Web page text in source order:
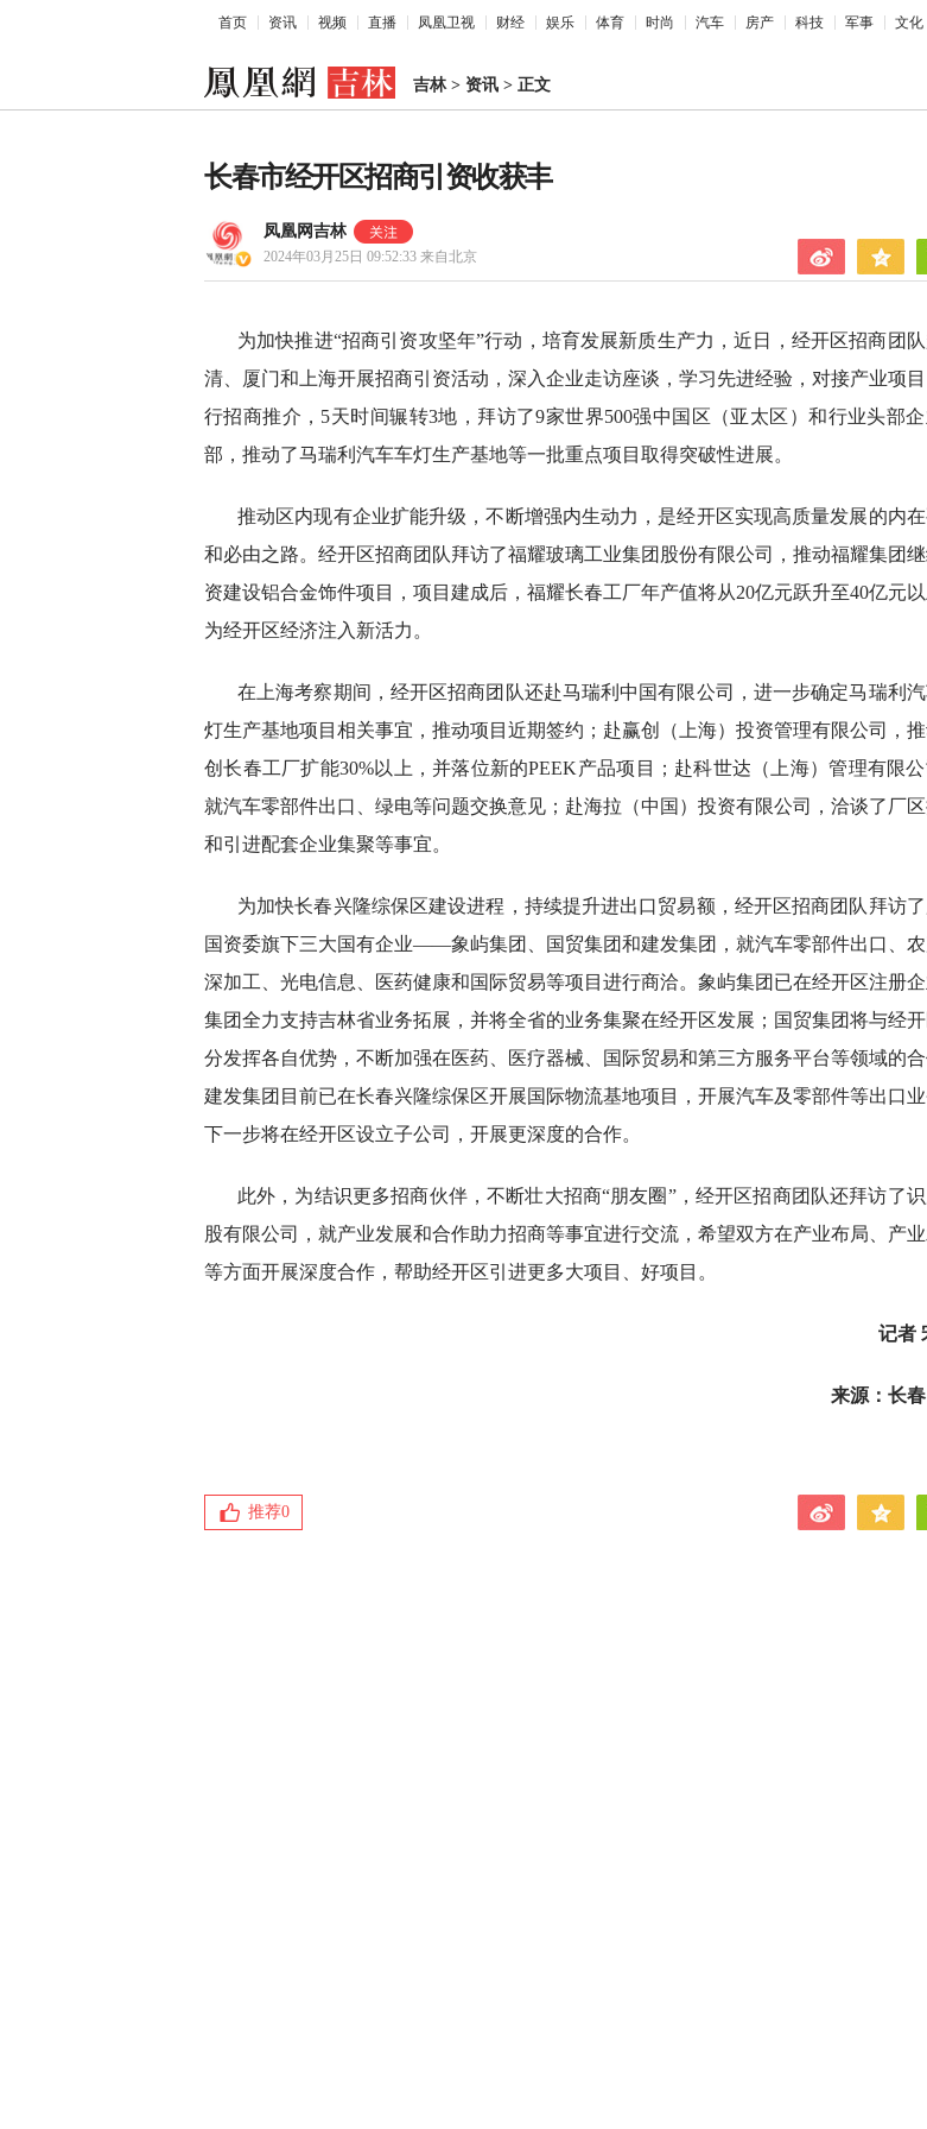
首页 资讯 视频 直播 凤凰卫视 财经 娱乐 体育 时尚 汽车 房产 科技 军事 文化
吉林> 资讯 > 正文
长春市经开区招商引资收获丰
凤凰网吉林
2024年03月25日 09:52:33 来自北京
为加快推进“招商引资攻坚年”行动，培育发展新质生产力，近日，经开区招商团
清、厦门和上海开展招商引资活动，深入企业走访座谈，学习先进经验，对接产业项
行招商推介，5天时间辗转3地，拜访了9家世界500强中国区（亚太区）和行业头部企
部，推动了马瑞利汽车车灯生产基地等一批重点项目取得突破性进展。
推动区内现有企业扩能升级，不断增强内生动力，是经开区实现高质量发展的内
和必由之路。经开区招商团队拜访了福耀玻璃工业集团股份有限公司，推动福耀集团
资建设铝合金饰件项目，项目建成后，福耀长春工厂年产值将从20亿元跃升至40亿元以
为经开区经济注入新活力。
在上海考察期间，经开区招商团队还赴马瑞利中国有限公司，进一步确定马瑞利
灯生产基地项目相关事宜，推动项目近期签约；赴赢创（上海）投资管理有限公司，
创长春工厂扩能30%以上，并落位新的PEEK产品项目；赴科世达（上海）管理有限公
就汽车零部件出口、绿电等问题交换意见；赴海拉（中国）投资有限公司，洽谈了厂
和引进配套企业集聚等事宜。
为加快长春兴隆综保区建设进程，持续提升进出口贸易额，经开区招商团队拜访
国资委旗下三大国有企业——象屿集团、国贸集团和建发集团，就汽车零部件出口、
深加工、光电信息、医药健康和国际贸易等项目进行商洽。象屿集团已在经开区注册企
集团全力支持吉林省业务拓展，并将全省的业务集聚在经开区发展；国贸集团将与经
分发挥各自优势，不断加强在医药、医疗器械、国际贸易和第三方服务平台等领域的合
建发集团目前已在长春兴隆综保区开展国际物流基地项目，开展汽车及零部件等出口业
下一步将在经开区设立子公司，开展更深度的合作。
此外，为结识更多招商伙伴，不断壮大招商“朋友圈”，经开区招商团队还拜访了
股有限公司，就产业发展和合作助力招商等事宜进行交流，希望双方在产业布局、产
等方面开展深度合作，帮助经开区引进更多大项目、好项目。
记者
来源：长
推荐0